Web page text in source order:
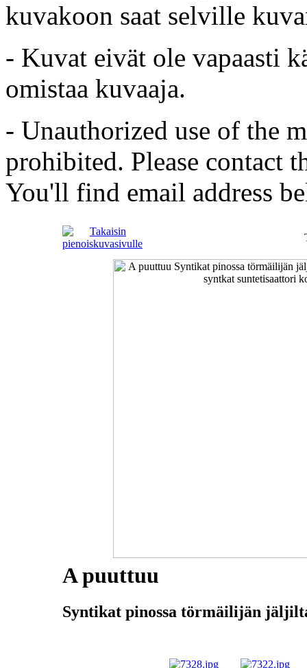
kuvakoon saat selville
- Kuvat eivät ole vapaasti
omistaa kuvaaja.
- Unauthorized use of the
prohibited. Please contact
You'll find email address
A puuttuu
Syntikat pinossa törmäilijän